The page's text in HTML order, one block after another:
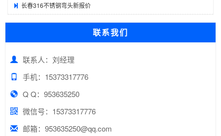
长春316不锈钢弯头新报价
联系我们
联系人：刘经理
手机：15373317776
Q Q：953635250
微信号：15373317776
邮箱：953635250@qq.com